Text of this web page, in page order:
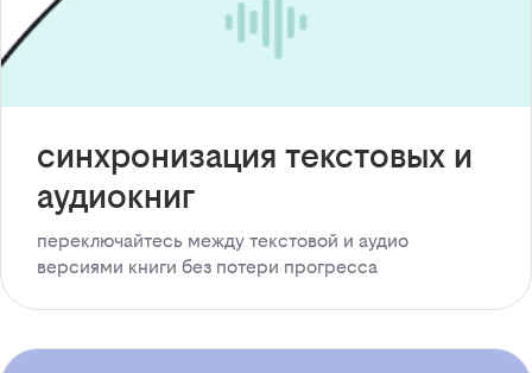
синхронизация текстовых и
аудиокниг
переключайтесь между текстовой и аудио
версиями книги без потери прогресса